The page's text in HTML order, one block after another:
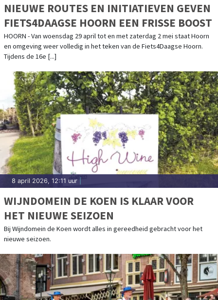
NIEUWE ROUTES EN INITIATIEVEN GEVEN
FIETS4DAAGSE HOORN EEN FRISSE BOOST
HOORN - Van woensdag 29 april tot en met zaterdag 2 mei staat Hoorn
en omgeving weer volledig in het teken van de Fiets4Daagse Hoorn.
Tijdens de 16e [...]
8 april 2026, 12:11 uur
WIJNDOMEIN DE KOEN IS KLAAR VOOR
HET NIEUWE SEIZOEN
Bij Wijndomein de Koen wordt alles in gereedheid gebracht voor het
nieuwe seizoen.